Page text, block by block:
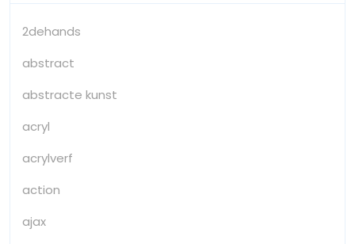
2dehands
abstract
abstracte kunst
acryl
acrylverf
action
ajax